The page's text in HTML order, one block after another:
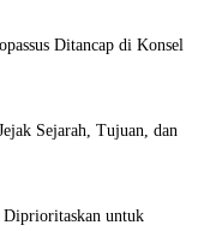
Ditancap di Konsel
Sejarah, Tujuan, dan
Diprioritaskan untuk